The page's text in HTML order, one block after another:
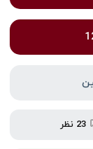
23 نظر